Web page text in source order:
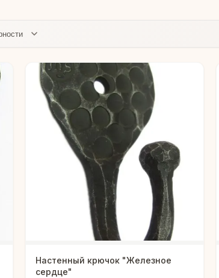
Настенный крючок "Железное
сердце"